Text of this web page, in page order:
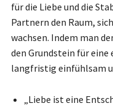
für die Liebe und die
Partnern den Raum,
wachsen. Indem man
den Grundstein für
langfristig einfühlsam
„Liebe ist eine